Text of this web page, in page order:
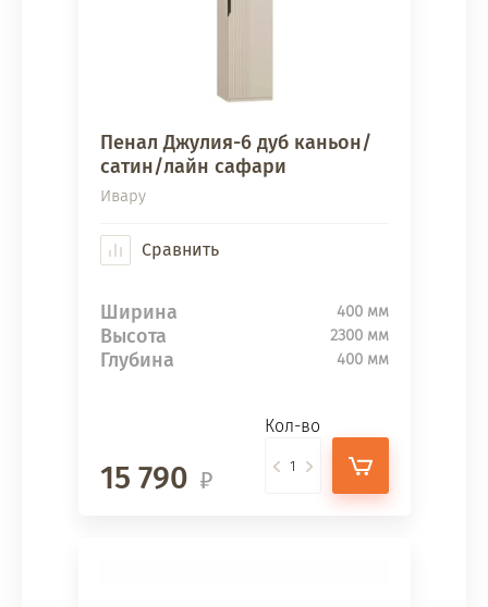
Пенал Джулия-6 дуб каньон/
сатин/лайн сафари
Ивару
Сравнить
Ширина 400 мм
Высота 2300 мм
Глубина 400 мм
15 790
Кол-во